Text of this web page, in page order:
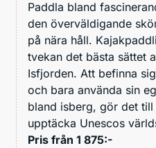
Paddla bland
den överväldigande
på nära håll.
tvekan det bästa sättet
Isfjorden. Att befinna
och bara använda sin
bland isberg, gör det
upptäcka Unescos
Pris från 1 875:-